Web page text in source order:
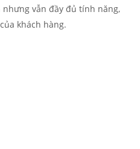
vẫn đầy đủ tính năng,
khách hàng.